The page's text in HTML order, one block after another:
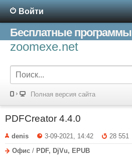
Войти
Бесплатные программы
zoomexe.net
Полная версия сайта
PDFCreator 4.4.0
denis 3-09-2021, 14:42
28 551
Офис / PDF, DjVu, EPUB